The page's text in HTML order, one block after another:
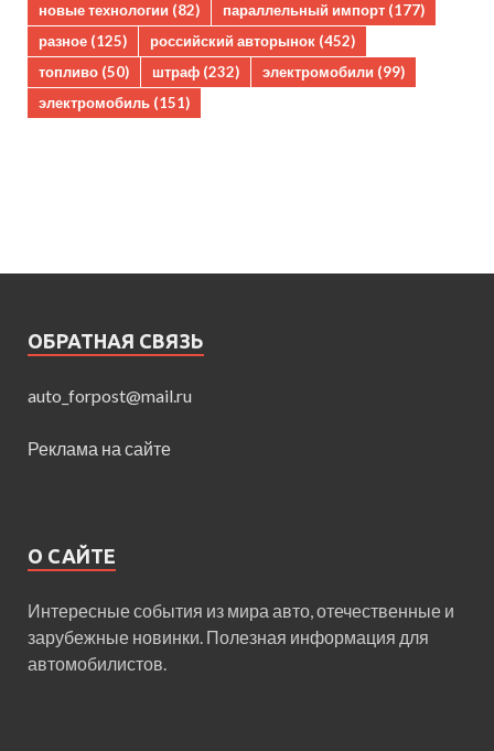
новые технологии (82) параллельный импорт (177)
разное (125) российский авторынок (452)
топливо (50) штраф (232) электромобили (99)
электромобиль (151)
ОБРАТНАЯ СВЯЗЬ
auto_forpost@mail.ru
Реклама на сайте
О САЙТЕ
Интересные события из мира авто, отечественные и
зарубежные новинки. Полезная информация для
автомобилистов.